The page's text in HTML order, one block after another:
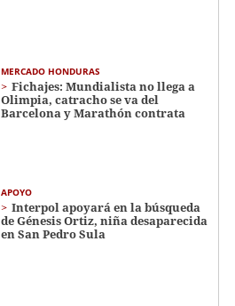
MERCADO HONDURAS
Fichajes: Mundialista no llega a
Olimpia, catracho se va del
Barcelona y Marathón contrata
APOYO
Interpol apoyará en la búsqueda
de Génesis Ortiz, niña desaparecida
en San Pedro Sula